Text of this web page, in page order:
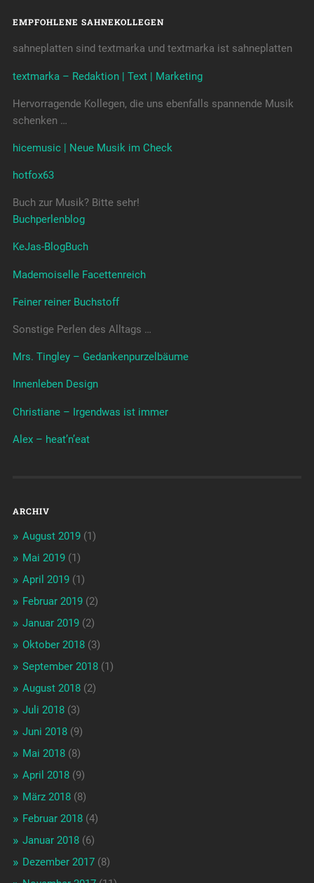
EMPFOHLENE SAHNEKOLLEGEN
sahneplatten sind textmarka und textmarka ist sahneplatten
textmarka – Redaktion | Text | Marketing
Hervorragende Kollegen, die uns ebenfalls spannende Musik
schenken …
hicemusic | Neue Musik im Check
hotfox63
Buch zur Musik? Bitte sehr!
Buchperlenblog
KeJas-BlogBuch
Mademoiselle Facettenreich
Feiner reiner Buchstoff
Sonstige Perlen des Alltags …
Mrs. Tingley – Gedankenpurzelbäume
Innenleben Design
Christiane – Irgendwas ist immer
Alex – heat’n’eat
ARCHIV
August 2019(1)
Mai 2019(1)
April 2019(1)
Februar 2019(2)
Januar 2019(2)
Oktober 2018(3)
September 2018(1)
August 2018(2)
Juli 2018(3)
Juni 2018(9)
Mai 2018(8)
April 2018(9)
März 2018(8)
Februar 2018(4)
Januar 2018(6)
Dezember 2017(8)